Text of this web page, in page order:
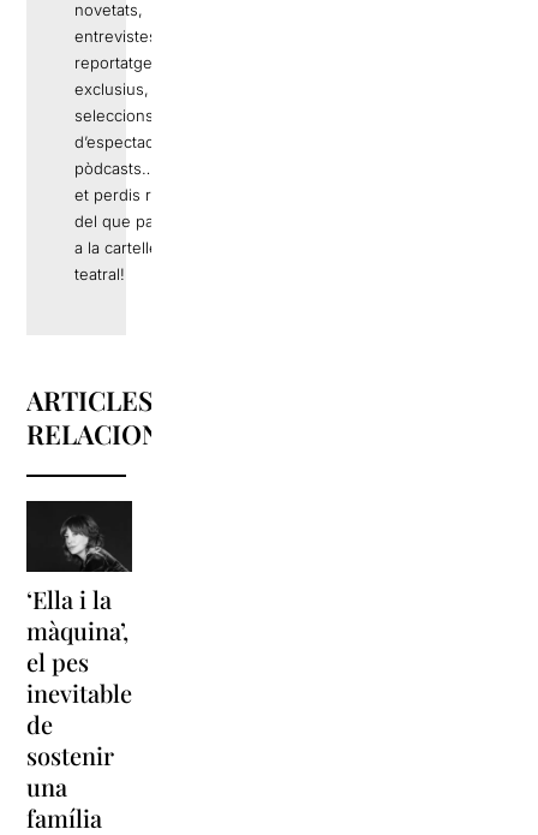
novetats,
entrevistes,
reportatges
exclusius,
seleccions
d’espectacles,
pòdcasts… No
et perdis res
del que passa
a la cartellera
teatral!
ARTICLES
RELACIONATS
‘Ella i la
màquina’,
el pes
inevitable
de
sostenir
una
família